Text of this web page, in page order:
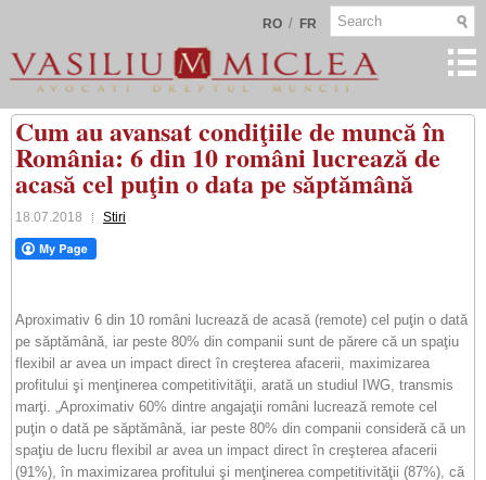
RO / FR
Cum au avansat condiţiile de muncă în
România: 6 din 10 români lucrează de
acasă cel puţin o data pe săptămână
18.07.2018 Stiri
Aproximativ 6 din 10 români lucrează de acasă (remote) cel puţin o dată
pe săptămână, iar peste 80% din companii sunt de părere că un spaţiu
flexibil ar avea un impact direct în creşterea afacerii, maximizarea
profitului şi menţinerea competitivităţii, arată un studiul IWG, transmis
marţi. „Aproximativ 60% dintre angajaţii români lucrează remote cel
puţin o dată pe săptămână, iar peste 80% din companii consideră că un
spaţiu de lucru flexibil ar avea un impact direct în creşterea afacerii
(91%), în maximizarea profitului şi menţinerea competitivităţii (87%), că